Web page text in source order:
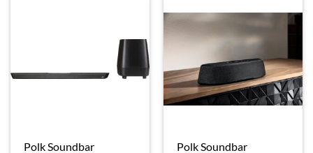
Polk Soundbar
Polk Soundbar